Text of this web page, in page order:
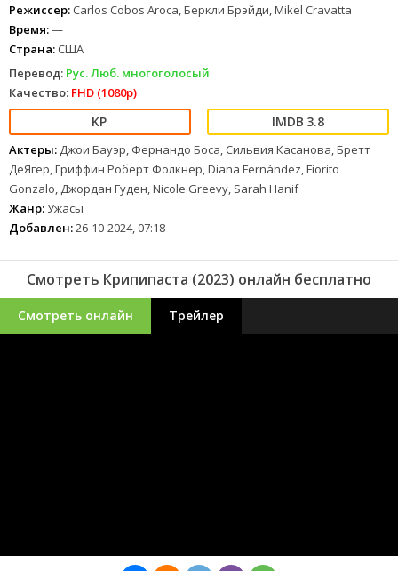
Режиссер: Carlos Cobos Aroca, Беркли Брэйди, Mikel Cravatta
Время:—
Страна: США
Перевод: Рус. Люб. многоголосый
Качество: FHD (1080p)
3.8
Актеры: Джои Бауэр, Фернандо Боса, Сильвия Касанова, Бретт
ДеЯгер, Гриффин Роберт Фолкнер, Diana Fernández, Fiorito
Gonzalo, Джордан Гуден, Nicole Greevy, Sarah Hanif
Жанр:Ужасы
Добавлен:26-10-2024, 07:18
Смотреть Крипипаста (2023) онлайн бесплатно
Смотреть онлайн Трейлер